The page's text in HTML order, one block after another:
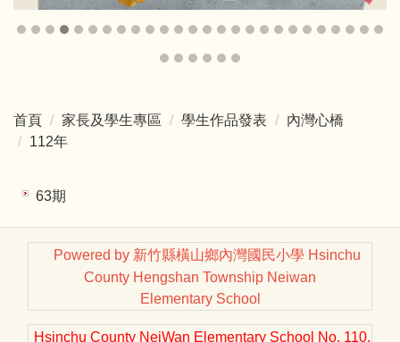
首頁 家長及學生專區 學生作品發表
內灣心橋
112年
63期
Powered by 新竹縣橫山鄉內灣國民小學 Hsinchu
County Hengshan Township Neiwan
Elementary School
Hsinchu County NeiWan Elementary School No. 110,